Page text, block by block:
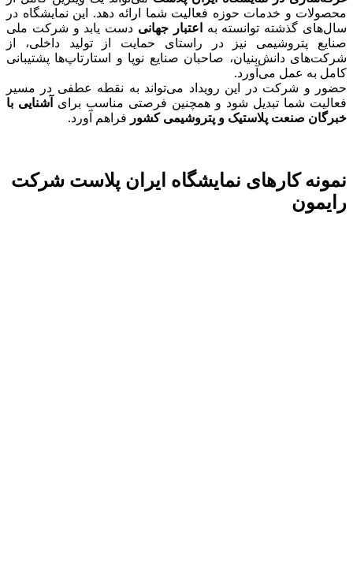
محصولات و خدمات حوزه فعالیت شما ارائه دهد. این نمایشگاه در
سال‌های گذشته توانسته به
اعتبار جهانی دست یابد و شرکت ملی
صنایع پتروشیمی نیز در راستای حمایت از تولید داخلی، از
شرکت‌های دانش‌بنیان، صاحبان صنایع نوپا و استارتاپ‌ها پشتیبانی
کامل به عمل می‌آورد.
حضور و شرکت در این رویداد می‌تواند به نقطه عطفی در مسیر
فعالیت شما تبدیل شود و همچنین فرصتی مناسب برای
آشنایی با
خبرگان صنعت پلاستیک و پتروشیمی کشور فراهم آورد.
نمونه کارهای نمایشگاه ایران پلاست شرکت
رایمون